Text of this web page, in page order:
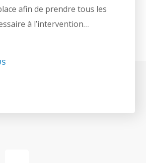
afin de prendre tous les
à l’intervention…